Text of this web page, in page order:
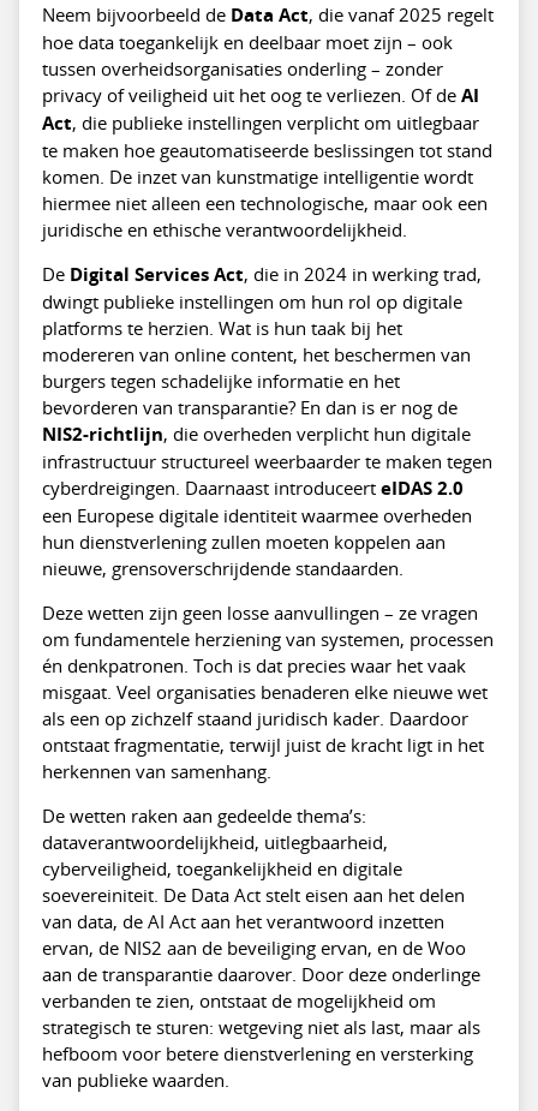
Neem bijvoorbeeld de Data Act, die vanaf 2025 regelt
hoe data toegankelijk en deelbaar moet zijn – ook
tussen overheidsorganisaties onderling – zonder
privacy of veiligheid uit het oog te verliezen. Of de AI
Act, die publieke instellingen verplicht om uitlegbaar
te maken hoe geautomatiseerde beslissingen tot stand
komen. De inzet van kunstmatige intelligentie wordt
hiermee niet alleen een technologische, maar ook een
juridische en ethische verantwoordelijkheid.
De Digital Services Act, die in 2024 in werking trad,
dwingt publieke instellingen om hun rol op digitale
platforms te herzien. Wat is hun taak bij het
modereren van online content, het beschermen van
burgers tegen schadelijke informatie en het
bevorderen van transparantie? En dan is er nog de
NIS2-richtlijn, die overheden verplicht hun digitale
infrastructuur structureel weerbaarder te maken tegen
cyberdreigingen. Daarnaast introduceert eIDAS 2.0
een Europese digitale identiteit waarmee overheden
hun dienstverlening zullen moeten koppelen aan
nieuwe, grensoverschrijdende standaarden.
Deze wetten zijn geen losse aanvullingen – ze vragen
om fundamentele herziening van systemen, processen
én denkpatronen. Toch is dat precies waar het vaak
misgaat. Veel organisaties benaderen elke nieuwe wet
als een op zichzelf staand juridisch kader. Daardoor
ontstaat fragmentatie, terwijl juist de kracht ligt in het
herkennen van samenhang.
De wetten raken aan gedeelde thema’s:
dataverantwoordelijkheid, uitlegbaarheid,
cyberveiligheid, toegankelijkheid en digitale
soevereiniteit. De Data Act stelt eisen aan het delen
van data, de AI Act aan het verantwoord inzetten
ervan, de NIS2 aan de beveiliging ervan, en de Woo
aan de transparantie daarover. Door deze onderlinge
verbanden te zien, ontstaat de mogelijkheid om
strategisch te sturen: wetgeving niet als last, maar als
hefboom voor betere dienstverlening en versterking
van publieke waarden.